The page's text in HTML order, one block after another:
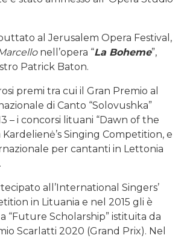
al Jerusalem Opera Festival,
nell’opera “La Boheme”,
Patrick Baton.
premi tra cui il Gran Premio al
di Canto “Solovushka”
– i concorsi lituani “Dawn of the
Kardelienė’s Singing Competition, e
per cantanti in Lettonia
all’International Singers’
in Lituania e nel 2015 gli è
“Future Scholarship” istituita da
Scarlatti 2020 (Grand Prix). Nel